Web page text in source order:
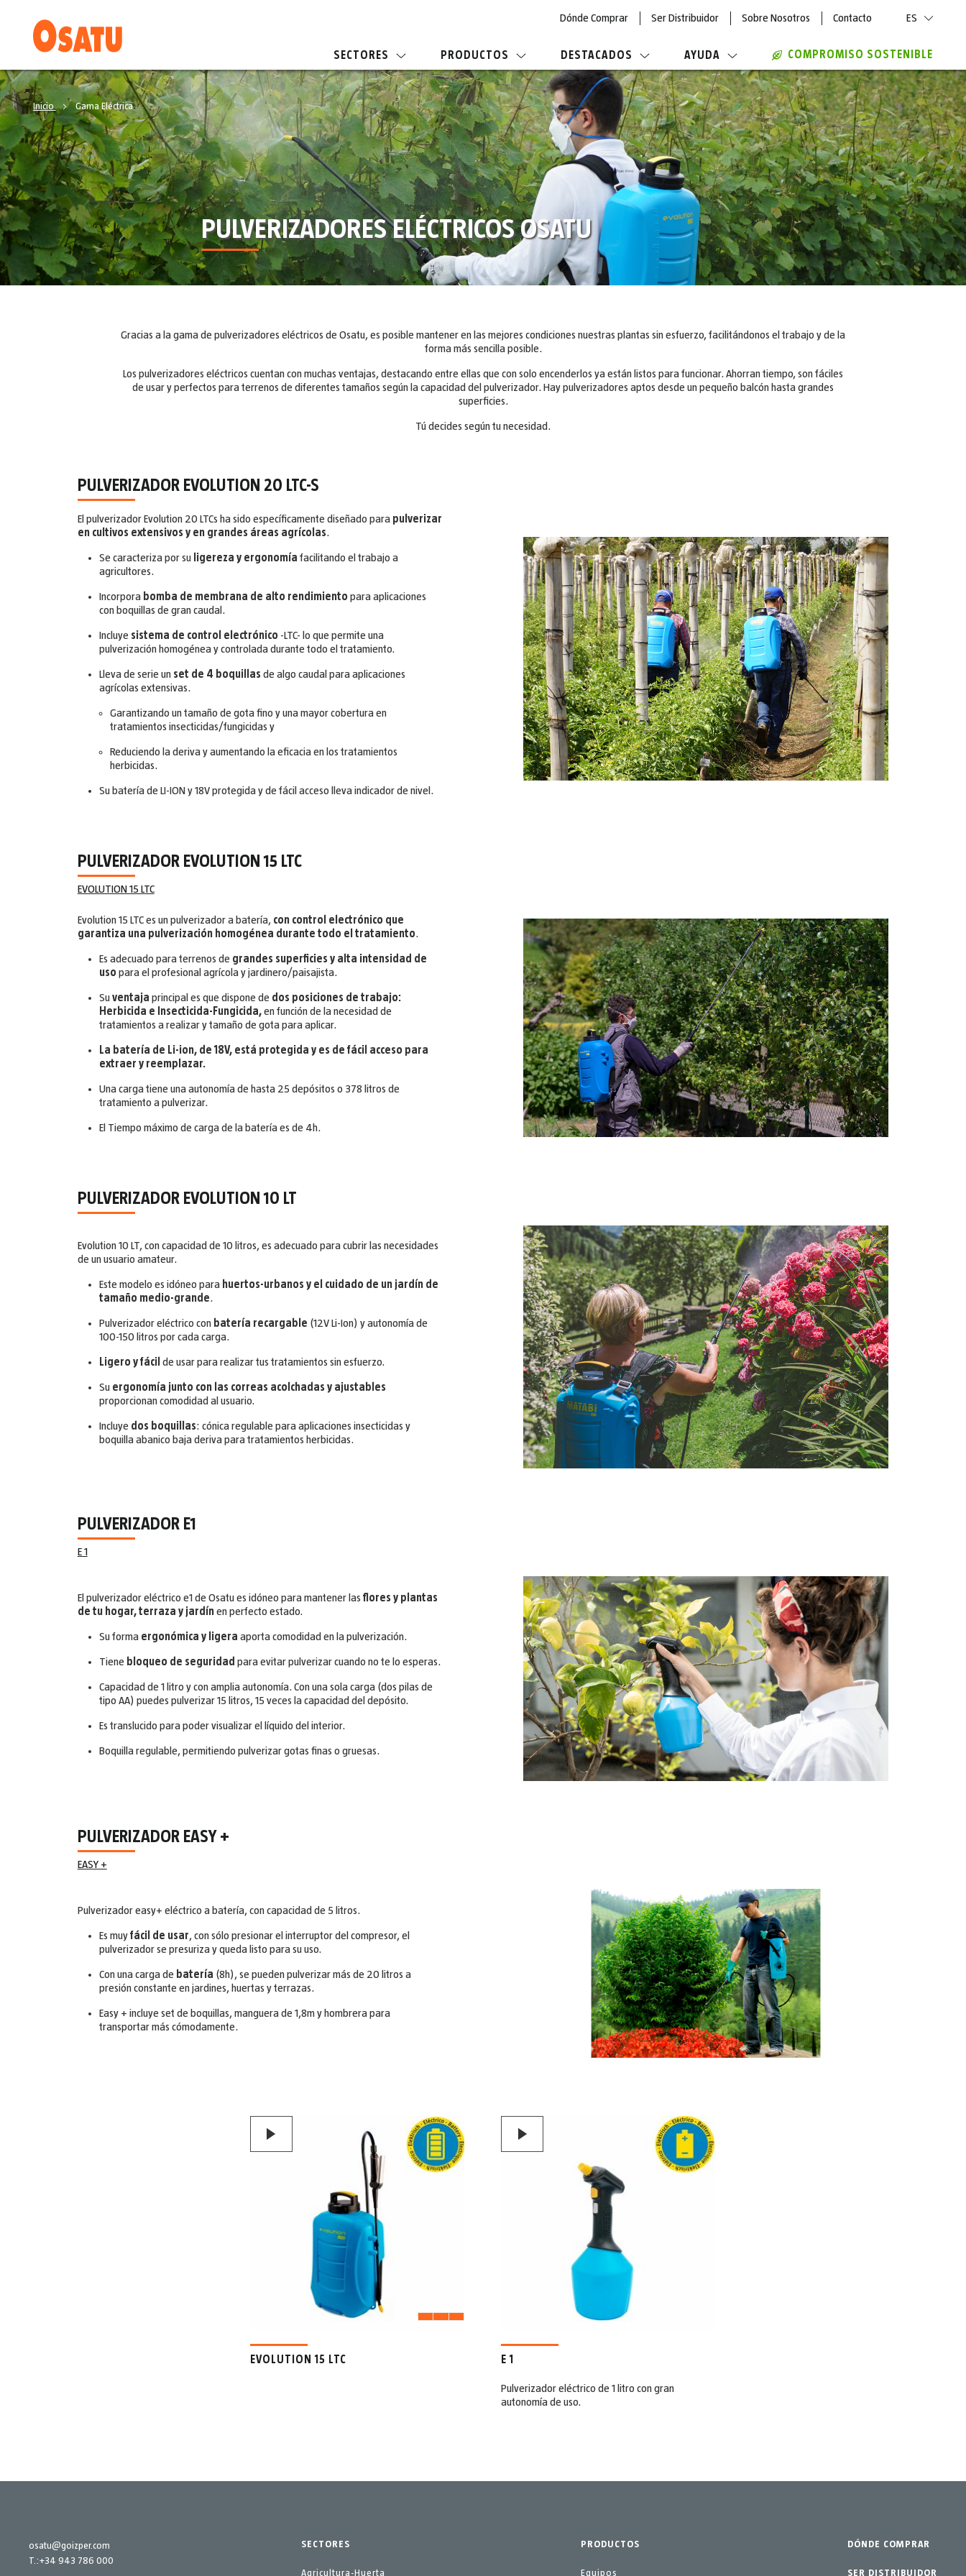
Dónde Comprar Ser Distribuidor Sobre Nosotros Contacto ES
SECTORES PRODUCTOS DESTACADOS AYUDA COMPROMISO SOSTENIBLE
Inicio Gama Eléctrica
PULVERIZADORES ELÉCTRICOS OSATU
Gracias a la gama de pulverizadores eléctricos de Osatu, es posible mantener en las mejores condiciones nuestras plantas sin esfuerzo, facilitándonos el trabajo y de la
forma más sencilla posible.
Los pulverizadores eléctricos cuentan con muchas ventajas, destacando entre ellas que con solo encenderlos ya están listos para funcionar. Ahorran tiempo, son fáciles
de usar y perfectos para terrenos de diferentes tamaños según la capacidad del pulverizador. Hay pulverizadores aptos desde un pequeño balcón hasta grandes
superficies.
Tú decides según tu necesidad.
PULVERIZADOR EVOLUTION 20 LTC-S
El pulverizador Evolution 20 LTCs ha sido específicamente diseñado para pulverizar
en cultivos extensivos y en grandes áreas agrícolas.
Se caracteriza por suligereza y ergonomía facilitando el trabajo a
agricultores.
Incorpora bomba de membrana de alto rendimiento para aplicaciones
con boquillas de gran caudal.
Incluye sistema de control electrónico -LTC- lo que permite una
pulverización homogénea y controlada durante todo el tratamiento.
Lleva de serie un set de 4 boquillas de algo caudal para aplicaciones
agrícolas extensivas.
Garantizando un tamaño de gota fino y una mayor cobertura en
tratamientos insecticidas/fungicidas y
Reduciendo la deriva y aumentando la eficacia en los tratamientos
herbicidas.
Su batería de LI-ION y 18V protegida y de fácil acceso lleva indicador de nivel.
PULVERIZADOR EVOLUTION 15 LTC
EVOLUTION 15 LTC
Evolution 15 LTC es un pulverizador a batería, con control electrónico que
garantiza una pulverización homogénea durante todo el tratamiento.
Es adecuado para terrenos de grandes superficies y alta intensidad de
uso para el profesional agrícola y jardinero/paisajista.
Suventaja principal es que dispone de dos posiciones de trabajo:
Herbicida e Insecticida-Fungicida,en función de la necesidad de
tratamientos a realizar y tamaño de gota para aplicar.
La batería de Li-ion, de 18V, está protegida y es de fácil acceso para
extraer y reemplazar.
Una carga tiene una autonomía de hasta 25 depósitos o 378 litros de
tratamiento a pulverizar.
El Tiempo máximo de carga de la batería es de 4h.
PULVERIZADOR EVOLUTION 10 LT
Evolution 10 LT, con capacidad de 10 litros, es adecuado para cubrir las necesidades
de un usuario amateur.
Este modelo es idóneo para huertos-urbanos y el cuidado de un jardín de
tamaño medio-grande.
Pulverizador eléctrico con batería recargable (12V Li-Ion) y autonomía de
100-150 litros por cada carga.
Ligero y fácil de usar para realizar tus tratamientos sin esfuerzo.
Su ergonomía junto con las correas acolchadas y ajustables
proporcionan comodidad al usuario.
Incluye dos boquillas: cónica regulable para aplicaciones insecticidas y
boquilla abanico baja deriva para tratamientos herbicidas.
PULVERIZADOR E1
E 1
El pulverizador eléctrico e1 de Osatu es idóneo para mantener las flores y plantas
de tu hogar, terraza y jardínen perfecto estado.
Su forma ergonómica y ligera aporta comodidad en la pulverización.
Tiene bloqueo de seguridad para evitar pulverizar cuando no te lo esperas.
Capacidad de 1 litro y con amplia autonomía. Con una sola carga (dos pilas de
tipo AA) puedes pulverizar 15 litros, 15 veces la capacidad del depósito.
Es translucido para poder visualizar el líquido del interior.
Boquilla regulable, permitiendo pulverizar gotas finas o gruesas.
PULVERIZADOR EASY +
EASY +
Pulverizador easy+ eléctrico a batería, con capacidad de 5 litros.
Es muyfácil de usar, con sólo presionar el interruptor del compresor, el
pulverizador se presuriza y queda listo para su uso.
Con una carga de batería (8h), se pueden pulverizar más de 20 litros a
presión constante en jardines, huertas y terrazas.
Easy + incluye set de boquillas, manguera de 1,8m y hombrera para
transportar más cómodamente.
EVOLUTION 15 LTC E 1
Pulverizador eléctrico de 1 litro con gran
autonomía de uso.
osatu@goizper.com
T.:+34 943 786 000
SECTORES
Agricultura-Huerta
PRODUCTOS
Equipos
DÓNDE COMPRAR
SER DISTRIBUIDOR